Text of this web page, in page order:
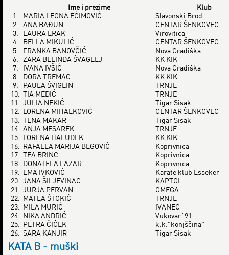
Ime i prezime
Klub
1.
MARIA LEONA EĆIMOVIĆ
Slavonski Brod
2.
ANA BAĐUN
CENTAR ŠENKOVEC
3.
LAURA ERAK
Virovitica
4.
BELLA MIKULIĆ
CENTAR ŠENKOVEC
5.
FRANKA BANOVČIĆ
Nova Gradiška
6.
ZARA BELINDA ŠVAGELJ
KK KIK
7.
IVANA IVŠIĆ
Nova Gradiška
8.
DORA TREMAC
KK KIK
9.
PAULA ŠVIGLIN
TRNJE
10. TIA MEDIĆ
TRNJE
11.
JULIA NEKIĆ
Tigar Sisak
12.
LORENA MIHALKOVIĆ
CENTAR ŠENKOVEC
13. TENA MAKAR
Tigar Sisak
14. ANJA MESAREK
TRNJE
15.
LORENA HALUDEK
KK KIK
16.
RAFAELA MARIJA BEGOVIĆ
Koprivnica
17. TEA BRINC
Koprivnica
18.
DONATELA LAZAR
Koprivnica
19.
EMA IVKOVIĆ
Karate klub Esseker
20. JANA ŠILJEVINAC
KAPTOL
21.
JURJA PERVAN
OMEGA
22.
MATEA ŠTOKIĆ
TRNJE
23.
MILA MURIĆ
IVANEC
24.
NIKA ANDRIĆ
Vukovar`91
25.
PETRA ČIČEK
k.k."konjščina"
26. SARA KANJIR Tigar Sisak
KATA B - muški